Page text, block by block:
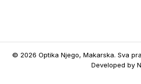
© 2026 Optika Njego, Makarska. Sva
Developed by